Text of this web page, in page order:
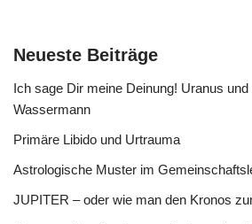
Neueste Beiträge
Ich sage Dir meine Deinung! Uranus
Wassermann
Primäre Libido und Urtrauma
Astrologische Muster im
JUPITER – oder wie man den Kronos